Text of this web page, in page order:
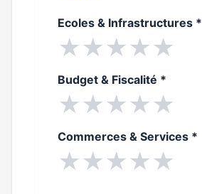
Ecoles & Infrastructures *
★★★★★
Budget & Fiscalité *
★★★★★
Commerces & Services *
★★★★★